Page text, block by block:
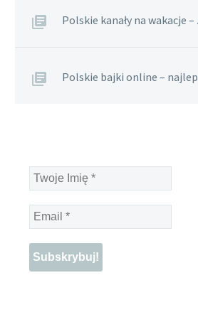
Polskie kanały na wakacje
Polskie bajki online –
Twoje
Imię
*
Email
*